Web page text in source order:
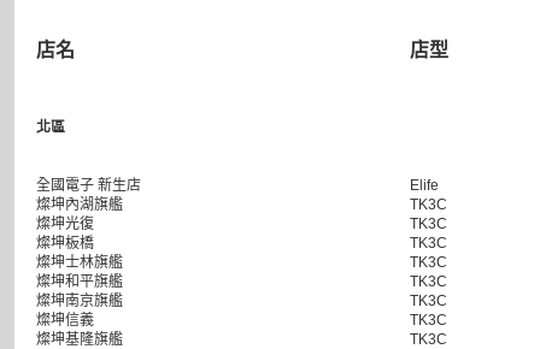
店名 店型
北區
全國電子 新生店
Elife
燦坤內湖旗艦
TK3C
燦坤光復
TK3C
燦坤板橋
TK3C
燦坤士林旗艦
TK3C
燦坤和平旗艦
TK3C
燦坤南京旗艦
TK3C
燦坤信義
TK3C
燦坤基隆旗艦
TK3C